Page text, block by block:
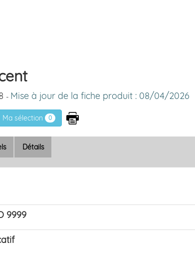
- Mise à jour de la fiche produit : 08/04/2026
Ma sélection 0
Détails
9999